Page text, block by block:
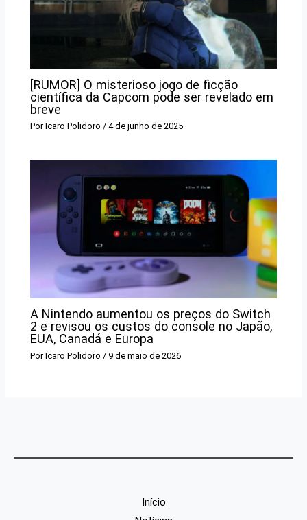
[RUMOR] O misterioso jogo de ficção
científica da Capcom pode ser revelado em
breve
PorIcaro Polidoro/4 de junho de 2025
A Nintendo aumentou os preços do Switch
2 e revisou os custos do console no Japão,
EUA, Canadá e Europa
PorIcaro Polidoro /9 de maio de 2026
Início